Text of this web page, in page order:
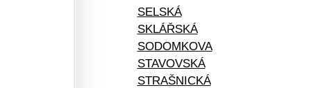
SELSKÁ
SKLÁŘSKÁ
SODOMKOVA
STAVOVSKÁ
STRAŠNICKÁ